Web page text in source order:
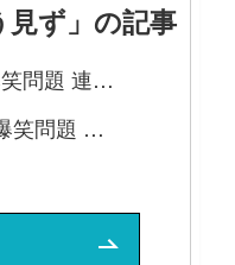
見ず」の記事
【2025年4月号 爆笑問題 連載】『♪蹴っても蹴っても蹴っても大好きよ～♬』『ドタバタ喜劇』天下御免の向こう見ず
【2024年12月号 爆笑問題 連載】『アレよさらば』『党首討論』天下御免の向こう見ず